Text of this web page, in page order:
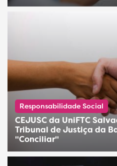
Responsabilidade Social
CEJUSC da UniFTC
Tribunal de Justiça da
"Conciliar"